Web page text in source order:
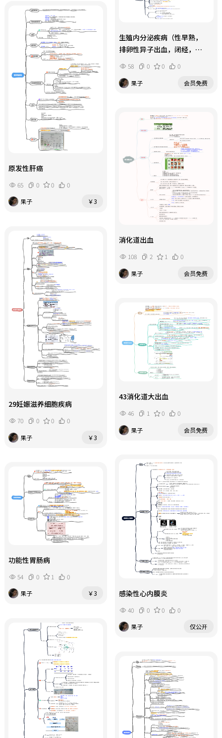
生殖内分泌疾病（性早熟，
排卵性异子出血，闭经，
多囊）
58 0 0
0
果子
会员免费
原发性肝癌
65 0 0
0
果子
￥3
消化道出血
108 2 1
0
果子
会员免费
29妊娠滋养细胞疾病
70 0 0
0
果子
￥3
43消化道大出血
46 1 0
0
果子
会员免费
感染性心内膜炎
40 0 0
0
果子
仅公开
功能性胃肠病
54 0 1
0
果子
￥3